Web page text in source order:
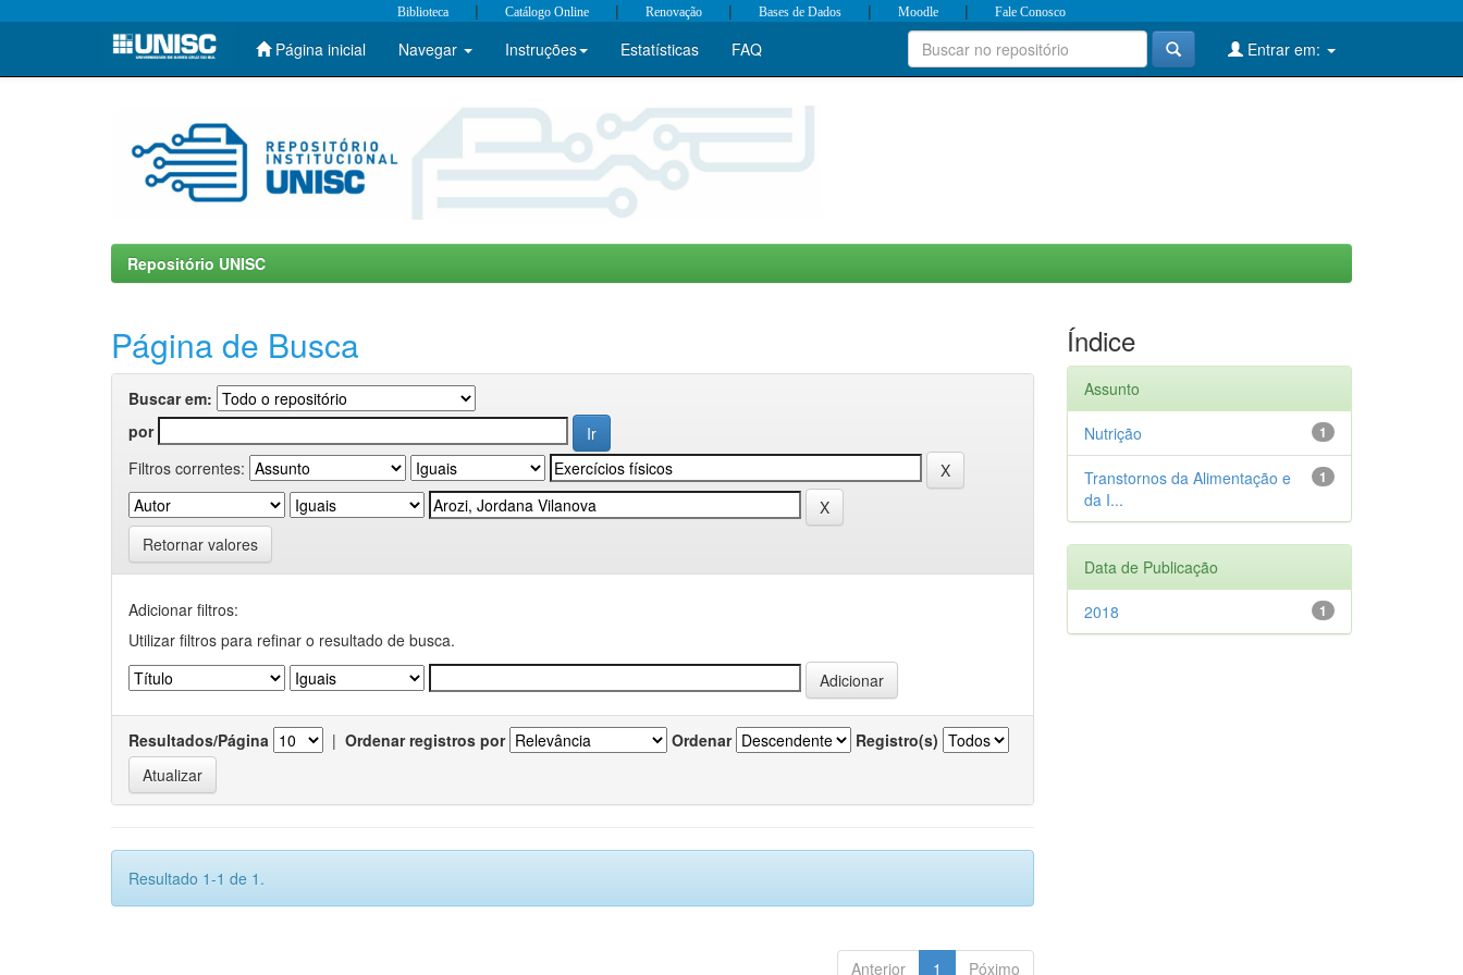
Skip
Biblioteca | Catálogo Online | Renovação | Bases de Dados | Moodle | Fale Conosco
Página inicial Navegar Instruções Estatísticas FAQ Entrar em:
Repositório UNISC
Página de Busca
Buscar em:
por
Filtros correntes:
Retornar valores
Adicionar filtros:
Utilizar filtros para refinar o resultado de busca.
Resultados/Página | Ordenar registros por Ordenar Registro(s)
Resultado 1-1 de 1.
Anterior 1 Póximo
Índice
Assunto
1
Nutrição
1
Transtornos da Alimentação e
da I...
Data de Publicação
1
2018